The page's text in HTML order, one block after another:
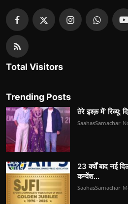
Total Visitors
Trending Posts
तेरे इश्क़ में’ रिव्यू:
SaahasSamachar
23 वर्षों बाद नई
कन्वेंश...
SaahasSamachar